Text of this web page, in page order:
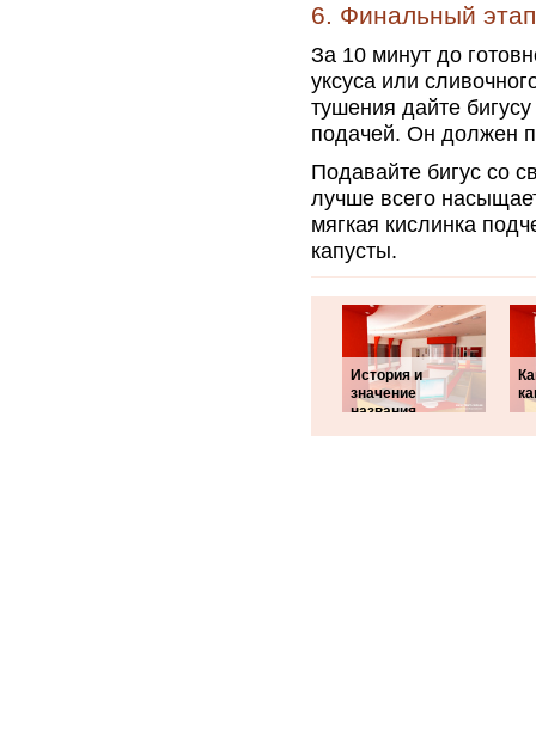
6. Финальный этап
За 10 минут до
уксуса или
тушения дайте
подачей. Он должен
Подавайте бигус со
лучше всего
мягкая кислинка
капусты.
История и
значение
названия